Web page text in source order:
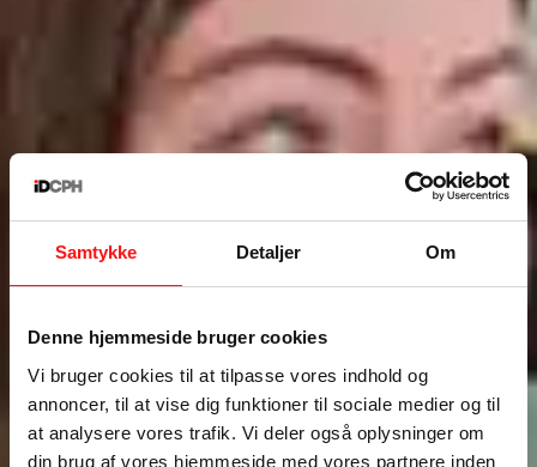
Samtykke Detaljer Om
Denne hjemmeside bruger cookies
Vi bruger cookies til at tilpasse vores indhold og
annoncer, til at vise dig funktioner til sociale medier og til
at analysere vores trafik. Vi deler også oplysninger om
din brug af vores hjemmeside med vores partnere inden
GULVSPECIALISTER · SHOWROOM I KØBENHAVN
PU Gulve